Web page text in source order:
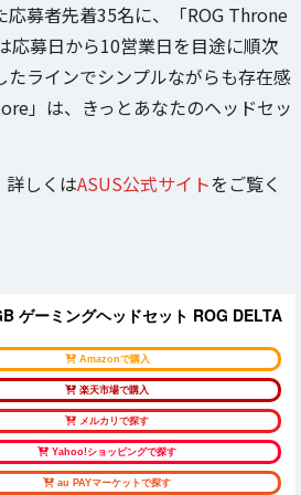
応募者先着35名に、「ROG Throne
応募日から10営業日を目途に順次
ラインでシンプルながらも存在感
」は、きっとあなたのヘッドセッ
詳しくはASUS公式サイトをご覧く
ゲーミングヘッドセット ROG DELTA
Amazonで購入
楽天市場で購入
メルカリで探す
Yahoo!ショッピングで探す
au PAYマーケットで探す